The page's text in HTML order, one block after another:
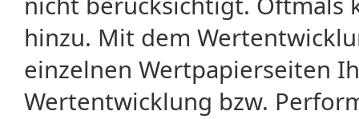
hinzu. Mit dem
einzelnen Wertpapierseiten
Wertentwicklung bzw.